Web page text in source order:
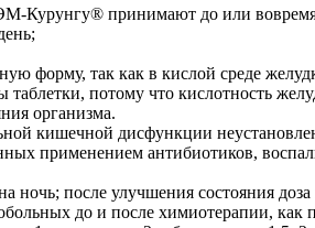
Курунгу® принимают до или
форму, так как в кислой среде
потому что кислотность
организма.
кишечной дисфункции
применением антибиотиков,
ночь; после улучшения состояния
до и после химиотерапии, как